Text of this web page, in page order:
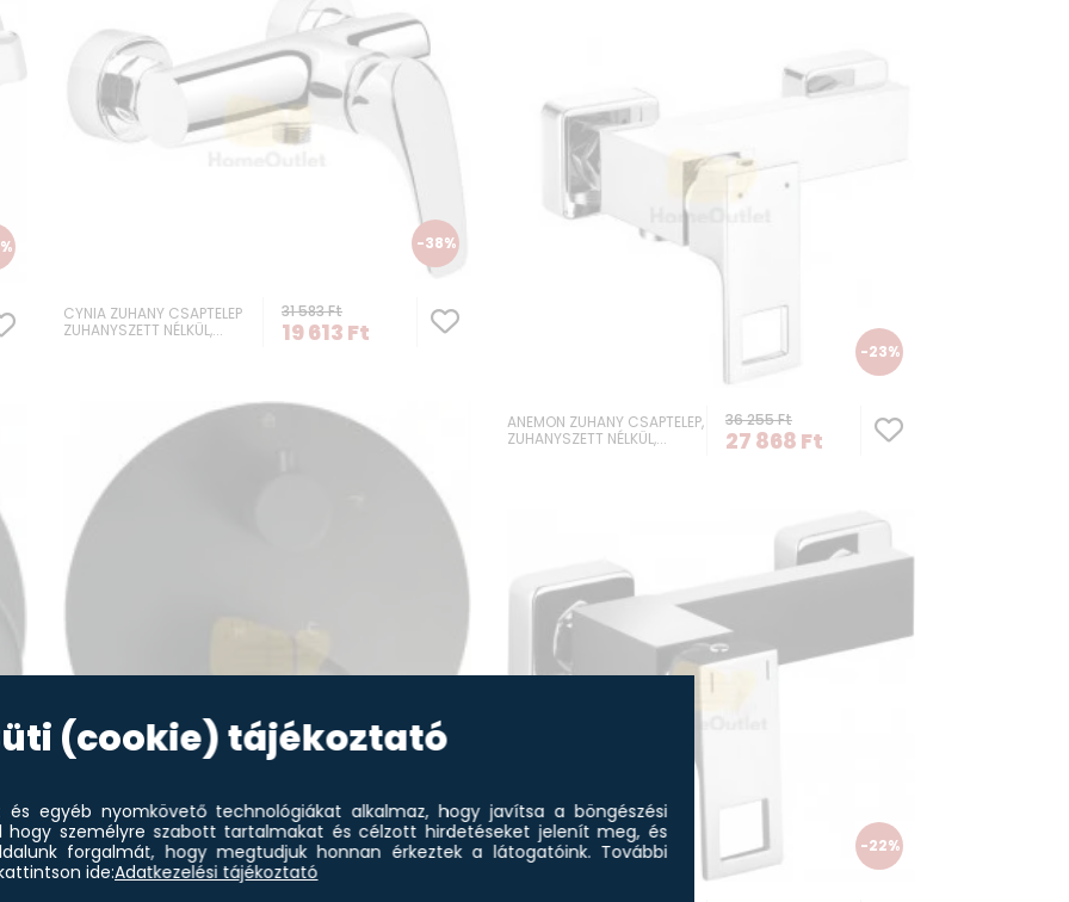
-38%
CYNIA ZUHANY CSAPTELEP
ZUHANYSZETT NÉLKÜL,...
31 583Ft
19 613 Ft
-23%
ANEMON ZUHANY CSAPTELEP,
ZUHANYSZETT NÉLKÜL,...
36 255Ft
27 868 Ft
-22%
(cookie) tájékoztató
és egyéb nyomkövető technológiákat alkalmaz, hogy javítsa a böngészési
hogy személyre szabott tartalmakat és célzott hirdetéseket jelenít meg, és
forgalmát, hogy megtudjuk honnan érkeztek a látogatóink. További
ide:Adatkezelési tájékoztató